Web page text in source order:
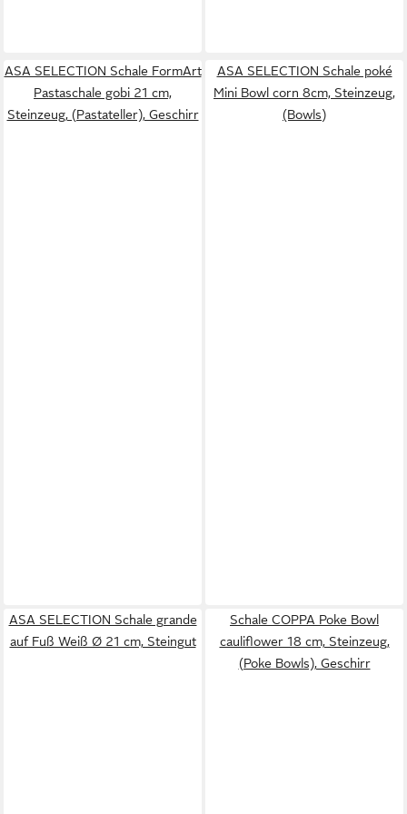
ASA SELECTION Schale FormArt
Pastaschale gobi 21 cm,
Steinzeug, (Pastateller), Geschirr
ASA SELECTION Schale poké
Mini Bowl corn 8cm, Steinzeug,
(Bowls)
ASA SELECTION Schale grande
auf Fuß Weiß Ø 21 cm, Steingut
Schale COPPA Poke Bowl
cauliflower 18 cm, Steinzeug,
(Poke Bowls), Geschirr